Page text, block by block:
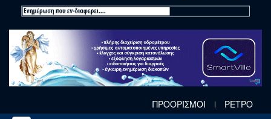
ΠΡΟΟΡΙΣΜΟΙ ΡΕΤΡΟ